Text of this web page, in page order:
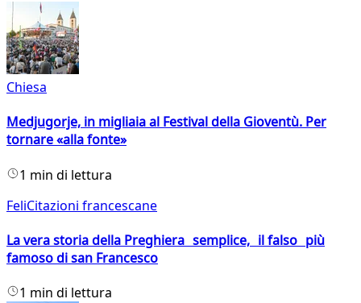
Chiesa
Medjugorje, in migliaia al Festival della Gioventù. Per
tornare «alla fonte»
1 min di lettura
FeliCitazioni francescane
La vera storia della Preghiera semplice, il falso più
famoso di san Francesco
1 min di lettura